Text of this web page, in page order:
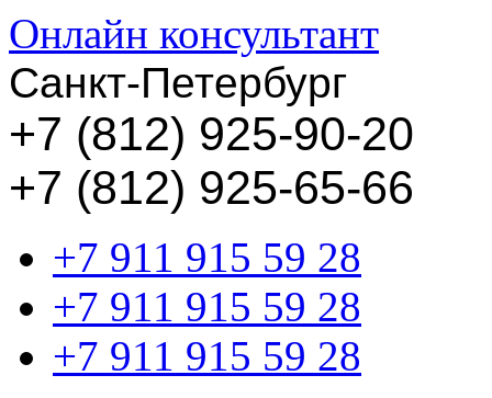
Онлайн консультант
Санкт-Петербург
+7 (812) 925-90-20
+7 (812) 925-65-66
+7 911 915 59 28
+7 911 915 59 28
+7 911 915 59 28